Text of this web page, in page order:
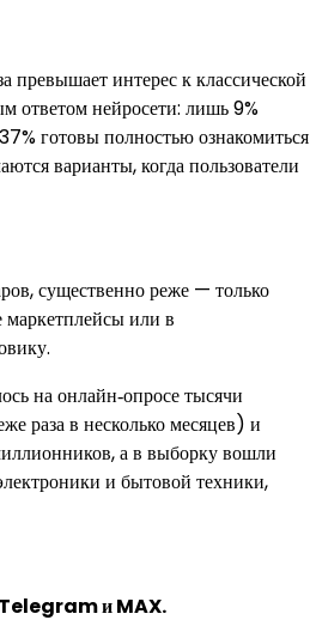
превышает интерес к классической
ответом нейросети: лишь 9%
готовы полностью ознакомиться
варианты, когда пользователи
существенно реже — только
или в
на онлайн‑опросе тысячи
раза в несколько месяцев) и
а в выборку вошли
и бытовой техники,
TelegramиMAX.